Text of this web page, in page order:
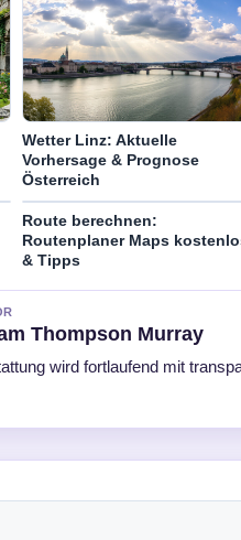
Wetter Linz: Aktuelle
Vorhersage & Prognose
Österreich
Route berechnen:
Routenplaner Maps
& Tipps
Thompson Murray
wird fortlaufend mit